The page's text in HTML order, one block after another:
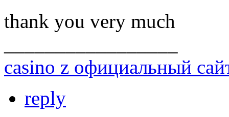
thank you very much
casino z официальный
reply